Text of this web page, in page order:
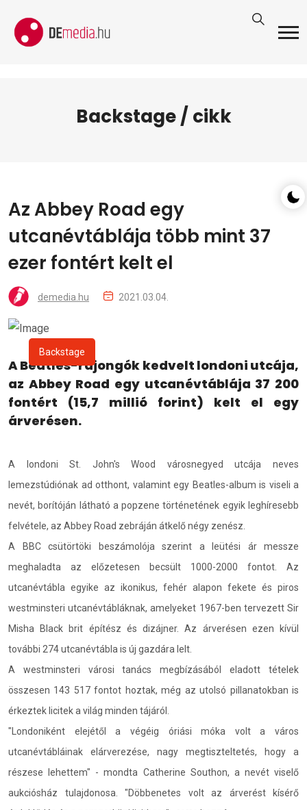
Backstage / cikk
Az Abbey Road egy
utcanévtáblája több mint 37
ezer fontért kelt el
demedia.hu 2021.03.04.
Backstage
A Beatles-rajongók kedvelt londoni utcája,
az Abbey Road egy utcanévtáblája 37 200
fontért (15,7 millió forint) kelt el egy
árverésen.
A londoni St. John's Wood városnegyed utcája neves
lemezstúdiónak ad otthont, valamint egy Beatles-album is viseli a
nevét, borítóján látható a popzene történetének egyik leghíresebb
felvétele, az Abbey Road zebráján átkelő négy zenész.
A BBC csütörtöki beszámolója szerint a leütési ár messze
meghaladta az előzetesen becsült 1000-2000 fontot. Az
utcanévtábla egyike az ikonikus, fehér alapon fekete és piros
westminsteri utcanévtábláknak, amelyeket 1967-ben tervezett Sir
Misha Black brit építész és dizájner. Az árverésen ezen kívül
további 274 utcanévtábla is új gazdára lelt.
A westminsteri városi tanács megbízásából eladott tételek
összesen 143 517 fontot hoztak, még az utolsó pillanatokban is
érkeztek licitek a világ minden tájáról.
"Londoniként elejétől a végéig óriási móka volt a város
utcanévtábláinak elárverezése, nagy megtiszteltetés, hogy a
részese lehettem" - mondta Catherine Southon, a nevét viselő
aukciósház tulajdonosa. "Döbbenetes volt az árverést kísérő